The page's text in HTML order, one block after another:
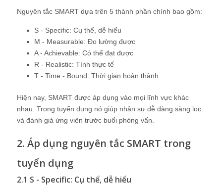
Nguyên tắc SMART dựa trên 5 thành phần chính bao gồm:
S - Specific: Cụ thể, dễ hiểu
M - Measurable: Đo lường được
A - Achievable: Có thể đạt được
R - Realistic: Tính thực tế
T - Time - Bound: Thời gian hoàn thành
Hiện nay, SMART được áp dụng vào mọi lĩnh vực khác
nhau. Trong tuyển dụng nó giúp nhân sự dễ dàng sàng lọc
và đánh giá ứng viên trước buổi phỏng vấn.
2. Áp dụng nguyên tắc SMART trong
tuyển dụng
2.1 S - Specific: Cụ thể, dễ hiểu